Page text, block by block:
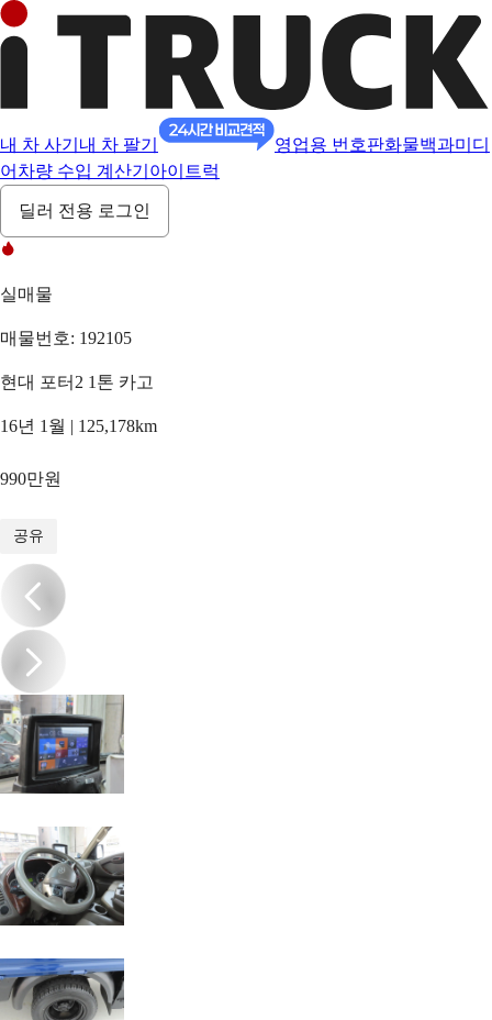
내 차 사기 내 차 팔기 영업용 번호판화물백과미디
어 차량 수입 계산기 아이트럭
딜러 전용 로그인
실매물
매물번호: 192105
현대 포터2 1톤 카고
16년 1월 | 125,178km
990만원
공유
/16